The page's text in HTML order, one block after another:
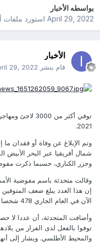
بواسطهالأخبار
April 29, 2022استورد ملفات
الأخبار
قام بنشر 29, 2022
توفي أكثر من
2021.
وجزر الكناري، حسبما ذكرت
وقالت متحدثة باسم مفوضية
إن هذا العدد يبلغ ضعف
الآن في العام الجاري 478 شخصا على طرق الهجرة.
وأضافت المتحدثة، أن عددا لا
توفوا بالفعل لدى الفرار من
والمحيط الأطلسي. ويشار إلى